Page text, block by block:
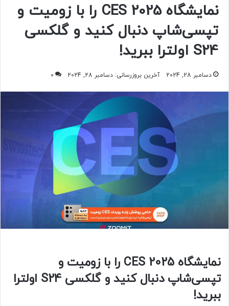
نمایشگاه CES 2025 را با زومیت و
تپسی‌شاپ دنبال کنید و گلکسی
S24 اولترا ببرید!
دسامبر 28, 2024 آخرین بروزرسانی: دسامبر 28, 2024 0
نمایشگاه CES 2025 را با زومیت و
تپسی‌شاپ دنبال کنید و گلکسی S24 اولترا
ببرید!